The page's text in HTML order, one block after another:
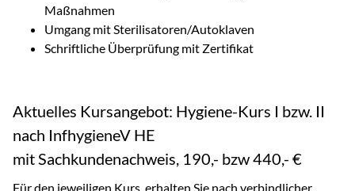
Maßnahmen
Umgang mit Sterilisatoren/Autoklaven
Schriftliche Überprüfung mit Zertifikat
Aktuelles Kursangebot: Hygiene-Kurs I bzw. II
nach InfhygieneV HE
mit Sachkundenachweis, 190,- bzw 440,- €
Für den jeweiligen Kurs erhalten Sie nach verbindlicher